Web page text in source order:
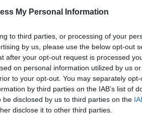
My Personal Information
to third parties, or processing of your
by us, please use the below opt-out
after your opt-out request is processed
on personal information utilized by us
to your opt-out. You may separately
by third parties on the IAB’s list of
disclosed by us to third parties on the
disclose it to other third parties.
soll man sich rechtzeitig mit
mit unterschiedlichen
Bus oder E-Fahrzeug stehen 2
und 3 Parkplätze für E-
Familien, Reisegruppen und
nur mit dem ÖPNV, sondern
gut